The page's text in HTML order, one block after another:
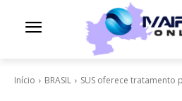
Início BRASIL SUS oferece tratamento